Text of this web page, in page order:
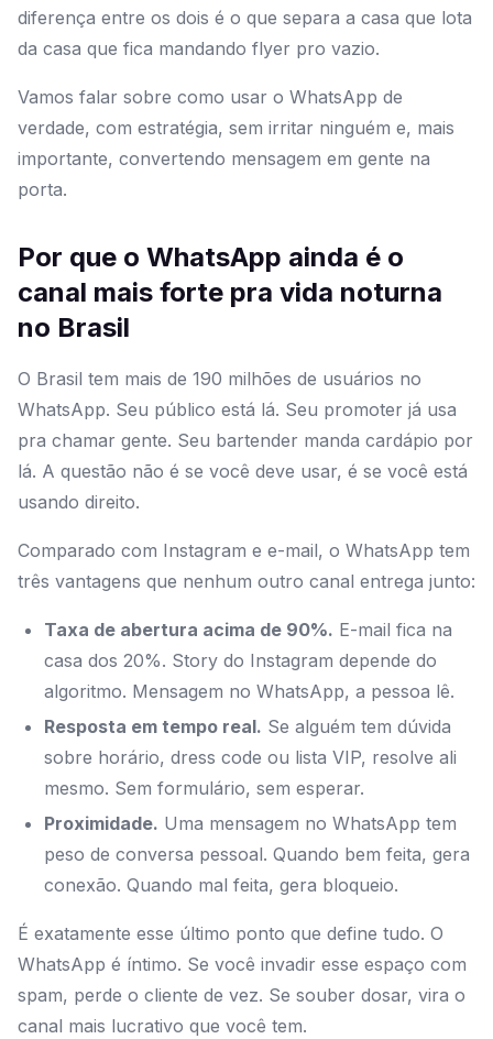
diferença entre os dois é o que separa a casa que lota
da casa que fica mandando flyer pro vazio.
Vamos falar sobre como usar o WhatsApp de
verdade, com estratégia, sem irritar ninguém e, mais
importante, convertendo mensagem em gente na
porta.
Por que o WhatsApp ainda é o
canal mais forte pra vida noturna
no Brasil
O Brasil tem mais de 190 milhões de usuários no
WhatsApp. Seu público está lá. Seu promoter já usa
pra chamar gente. Seu bartender manda cardápio por
lá. A questão não é se você deve usar, é se você está
usando direito.
Comparado com Instagram e e-mail, o WhatsApp tem
três vantagens que nenhum outro canal entrega junto:
Taxa de abertura acima de 90%. E-mail fica na
casa dos 20%. Story do Instagram depende do
algoritmo. Mensagem no WhatsApp, a pessoa lê.
Resposta em tempo real. Se alguém tem dúvida
sobre horário, dress code ou lista VIP, resolve ali
mesmo. Sem formulário, sem esperar.
Proximidade. Uma mensagem no WhatsApp tem
peso de conversa pessoal. Quando bem feita, gera
conexão. Quando mal feita, gera bloqueio.
É exatamente esse último ponto que define tudo. O
WhatsApp é íntimo. Se você invadir esse espaço com
spam, perde o cliente de vez. Se souber dosar, vira o
canal mais lucrativo que você tem.